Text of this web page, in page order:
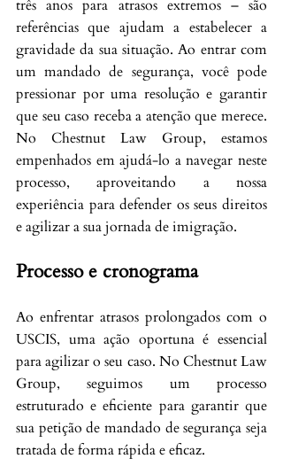
três anos para atrasos extremos – são
referências que ajudam a estabelecer a
gravidade da sua situação. Ao entrar com
um mandado de segurança, você pode
pressionar por uma resolução e garantir
que seu caso receba a atenção que merece.
No Chestnut Law Group, estamos
empenhados em ajudá-lo a navegar neste
processo, aproveitando a nossa
experiência para defender os seus direitos
e agilizar a sua jornada de imigração.
Processo e cronograma
Ao enfrentar atrasos prolongados com o
USCIS, uma ação oportuna é essencial
para agilizar o seu caso. No Chestnut Law
Group, seguimos um processo
estruturado e eficiente para garantir que
sua petição de mandado de segurança seja
tratada de forma rápida e eficaz.